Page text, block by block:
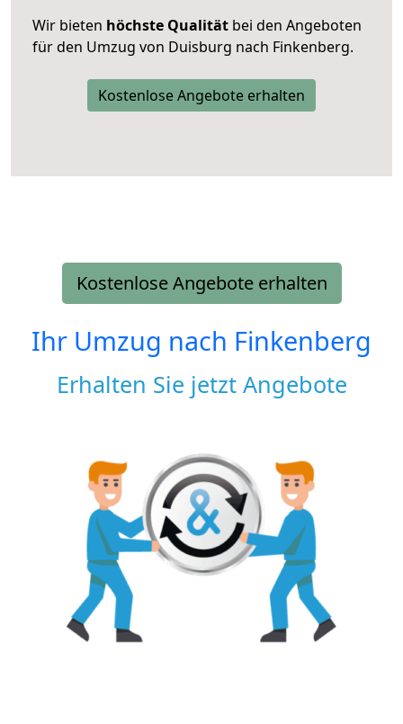
Wir bieten höchste Qualität bei den Angeboten
für den Umzug von Duisburg nach Finkenberg.
Kostenlose Angebote erhalten
Kostenlose Angebote erhalten
Ihr Umzug nach Finkenberg
Erhalten Sie jetzt Angebote